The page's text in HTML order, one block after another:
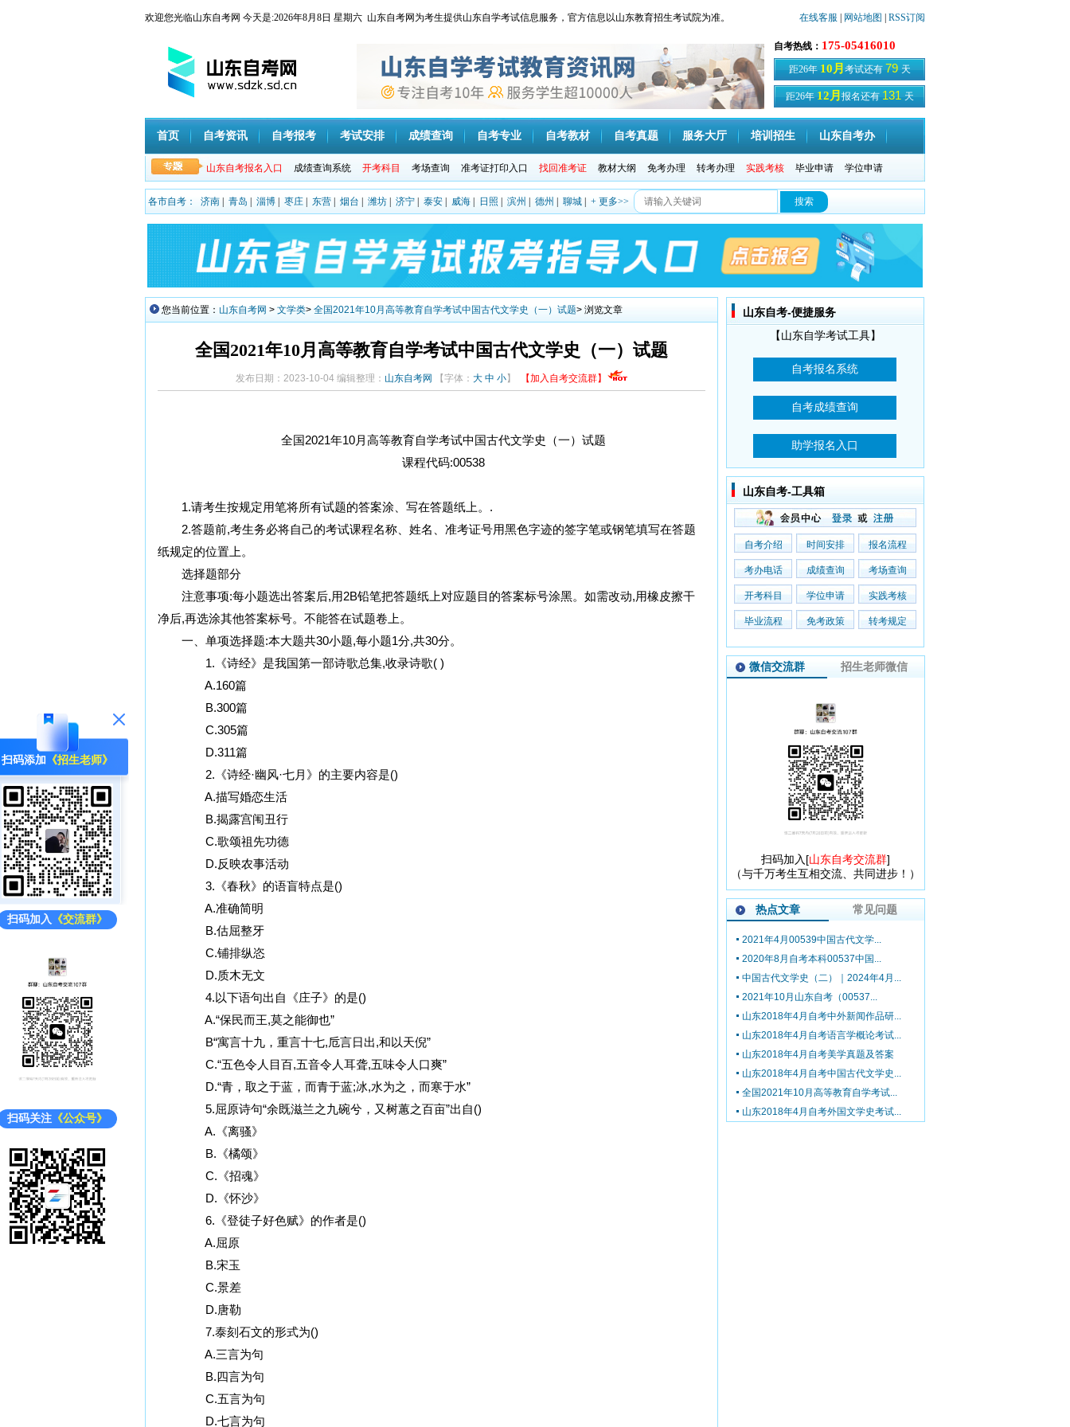
扫码添加 《招生老师》
扫码加入 《交流群》
扫码关注 《公众号》
欢迎您光临山东自考网 今天是:2026年8月8日 星期六 山东自考网为考生提供山东自学考试信息服务，官方信息以山东教育招生考试院为准。 在线客服 网站地图 RSS订阅
自考热线： 175-05416010
距26年 10月 考试还有 79 天
距26年 12月 报名还有 131 天
首页 自考资讯 自考报考 考试安排 成绩查询 自考专业 自考教材 自考真题 服务大厅 培训招生 山东自考办
山东自考报名入口 成绩查询系统 开考科目 考场查询 准考证打印入口 找回准考证 教材大纲 免考办理 转考办理 实践考核 毕业申请 学位申请
各市自考： 济南 青岛 淄博 枣庄 东营 烟台 潍坊 济宁 泰安 威海 日照 滨州 德州 聊城 + 更多>>
您当前位置： 山东自考网 > 文学类> 全国2021年10月高等教育自学考试中国古代文学史（一）试题> 浏览文章
全国2021年10月高等教育自学考试中国古代文学史（一）试题
发布日期：2023-10-04 编辑整理： 山东自考网 【字体： 大 中 小】 【加入自考交流群】
全国2021年10月高等教育自学考试中国古代文学史（一）试题
课程代码:00538
1.请考生按规定用笔将所有试题的答案涂、写在答题纸上。.
2.答题前,考生务必将自己的考试课程名称、姓名、准考证号用黑色字迹的签字笔或钢笔填写在答题
纸规定的位置上。
选择题部分
注意事项:每小题选出答案后,用2B铅笔把答题纸上对应题目的答案标号涂黑。如需改动,用橡皮擦干
净后,再选涂其他答案标号。不能答在试题卷上。
一、单项选择题:本大题共30小题,每小题1分,共30分。
1.《诗经》是我国第一部诗歌总集,收录诗歌( )
A.160篇
B.300篇
C.305篇
D.311篇
2.《诗经·幽风·七月》的主要内容是()
A.描写婚恋生活
B.揭露宫闱丑行
C.歌颂祖先功德
D.反映农事活动
3.《春秋》的语盲特点是()
A.准确简明
B.估屈整牙
C.铺排纵恣
D.质木无文
4.以下语句出自《庄子》的是()
A.“保民而王,莫之能御也”
B“寓言十九，重言十七,卮言日出,和以天倪”
C.“五色令人目百,五音令人耳聋,五味令人口爽”
D.“青，取之于蓝，而青于蓝;冰,水为之，而寒于水”
5.屈原诗句“余既滋兰之九碗兮，又树蕙之百亩”出自()
A.《离骚》
B.《橘颂》
C.《招魂》
D.《怀沙》
6.《登徒子好色赋》的作者是()
A.屈原
B.宋玉
C.景差
D.唐勒
7.泰刻石文的形式为()
A.三言为句
B.四言为句
C.五言为句
D.七言为句
山东自考-便捷服务
【山东自学考试工具】
山东自考-工具箱
自考介绍 时间安排 报名流程
考办电话 成绩查询 考场查询
开考科目 学位申请 实践考核
毕业流程 免考政策 转考规定
微信交流群 招生老师微信
扫码加入[山东自考交流群]
（与千万考生互相交流、共同进步！）
热点文章 常见问题
2021年4月00539中国古代文学...
2020年8月自考本科00537中国...
中国古代文学史（二）｜2024年4月...
2021年10月山东自考（00537...
山东2018年4月自考中外新闻作品研...
山东2018年4月自考语言学概论考试...
山东2018年4月自考美学真题及答案
山东2018年4月自考中国古代文学史...
全国2021年10月高等教育自学考试...
山东2018年4月自考外国文学史考试...